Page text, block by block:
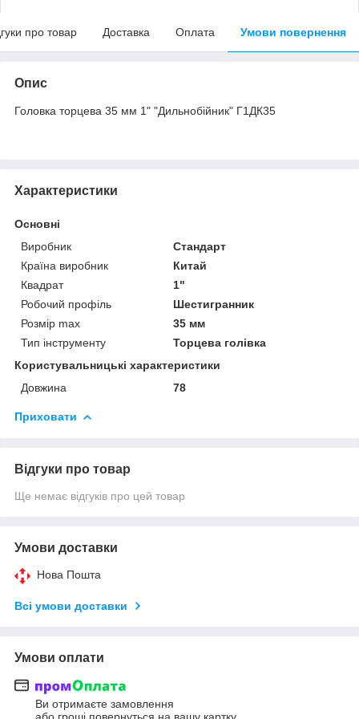
про товар Доставка Оплата Умови повернення
Опис
Головка торцева 35 мм 1" "Дильнобійник" Г1ДК35
Характеристики
Основні
Виробник
Стандарт
Країна виробник
Китай
Квадрат
1"
Робочий профіль
Шестигранник
Розмір max
35 мм
Тип інструменту
Торцева голівка
Користувальницькі характеристики
Довжина
78
Приховати
Відгуки про товар
Ще немає відгуків про цей товар
Умови доставки
Нова Пошта
Всі умови доставки
Умови оплати
Ви отримаєте замовлення